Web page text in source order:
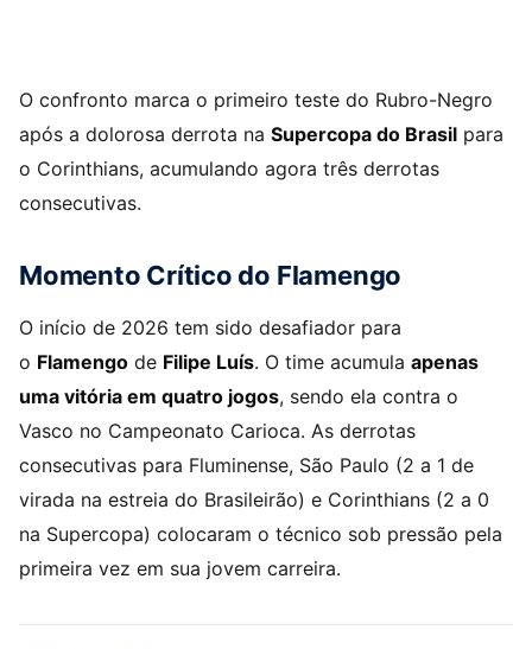
O confronto marca o primeiro teste do Rubro-Negro
após a dolorosa derrota na Supercopa do Brasil para
o Corinthians, acumulando agora três derrotas
consecutivas. ​
Momento Crítico do Flamengo
O início de 2026 tem sido desafiador para
o Flamengo de Filipe Luís. O time acumula apenas
uma vitória em quatro jogos, sendo ela contra o
Vasco no Campeonato Carioca. As derrotas
consecutivas para Fluminense, São Paulo (2 a 1 de
virada na estreia do Brasileirão) e Corinthians (2 a 0
na Supercopa) colocaram o técnico sob pressão pela
primeira vez em sua jovem carreira.